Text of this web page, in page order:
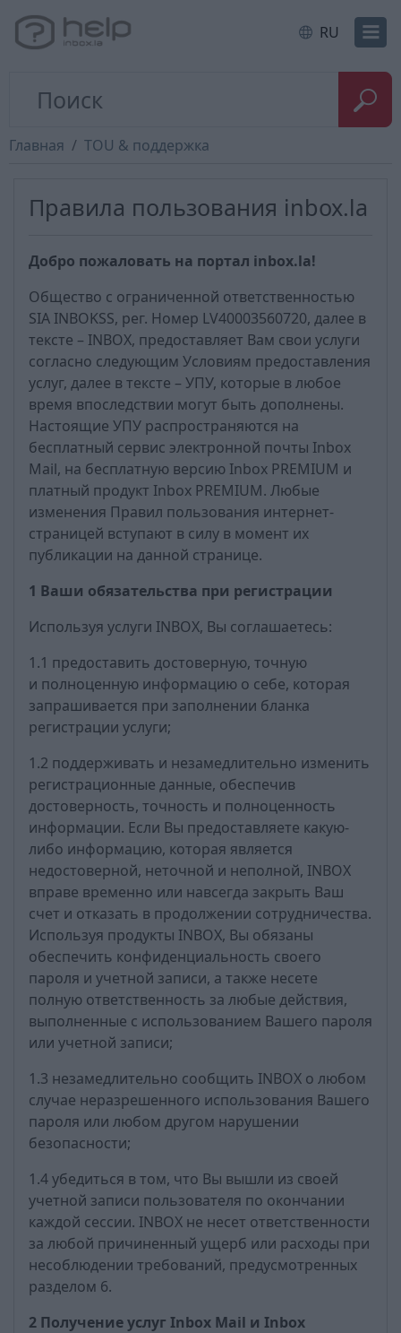
RU
Главная TOU & поддержка
Правила пользования inbox.la
Добро пожаловать на портал inbox.la!
Общество с ограниченной ответственностью
SIA INBOKSS, рег. Номер LV40003560720, далее в
тексте – INBOX, предоставляет Вам свои услуги
согласно следующим Условиям предоставления
услуг, далее в тексте – УПУ, которые в любое
время впоследствии могут быть дополнены.
Настоящие УПУ распространяются на
бесплатный сервис электронной почты Inbox
Mail, на бесплатную версию Inbox PREMIUM и
платный продукт Inbox PREMIUM. Любые
изменения Правил пользования интернет-
страницей вступают в силу в момент их
публикации на данной странице.
1 Ваши обязательства при регистрации
Используя услуги INBOX, Вы соглашаетесь:
1.1 предоставить достоверную, точную
и полноценную информацию о себе, которая
запрашивается при заполнении бланка
регистрации услуги;
1.2 поддерживать и незамедлительно изменить
регистрационные данные, обеспечив
достоверность, точность и полноценность
информации. Если Вы предоставляете какую-
либо информацию, которая является
недостоверной, неточной и неполной, INBOX
вправе временно или навсегда закрыть Ваш
счет и отказать в продолжении сотрудничества.
Используя продукты INBOX, Вы обязаны
обеспечить конфиденциальность своего
пароля и учетной записи, а также несете
полную ответственность за любые действия,
выполненные с использованием Вашего пароля
или учетной записи;
1.3 незамедлительно сообщить INBOX о любом
случае неразрешенного использования Вашего
пароля или любом другом нарушении
безопасности;
1.4 убедиться в том, что Вы вышли из своей
учетной записи пользователя по окончании
каждой сессии. INBOX не несет ответственности
за любой причиненный ущерб или расходы при
несоблюдении требований, предусмотренных
разделом 6.
2 Получение услуг Inbox Mail и Inbox